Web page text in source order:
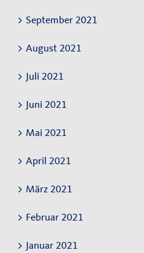
September 2021
August 2021
Juli 2021
Juni 2021
Mai 2021
April 2021
März 2021
Februar 2021
Januar 2021